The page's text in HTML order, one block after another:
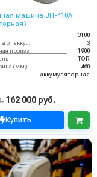
машина JH-410A
3100
Время работы от аккумуляторов (ч)
3
Максимальная производительность (кв.м/час)
1900
TOR
(мм)
460
аккумуляторная
162 000 руб.
Купить